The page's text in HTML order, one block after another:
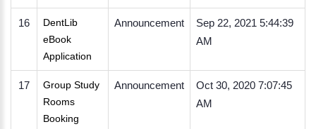
16
DentLib
eBook
Application
Announcement
Sep 22, 2021 5:44:39
AM
17
Group Study
Rooms
Booking
Announcement
Oct 30, 2020 7:07:45
AM